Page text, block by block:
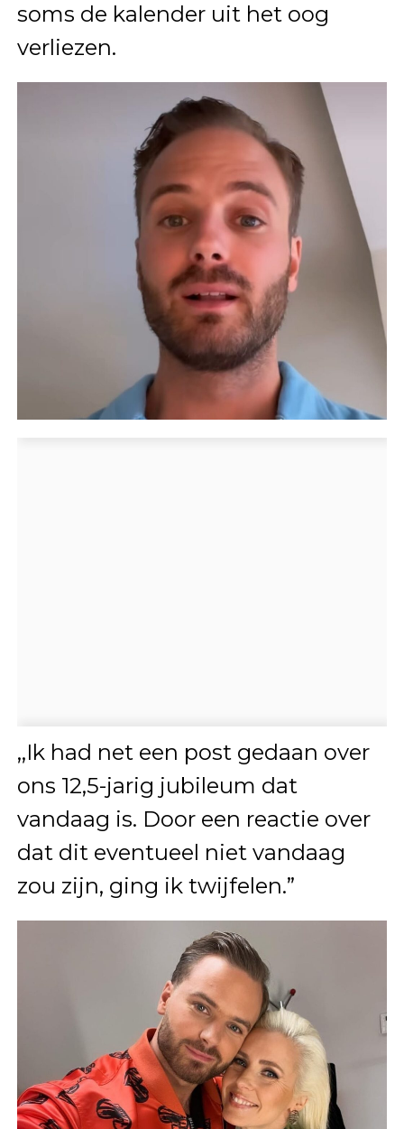
soms de kalender uit het oog
verliezen.
,,Ik had net een post gedaan over
ons 12,5-jarig jubileum dat
vandaag is. Door een reactie over
dat dit eventueel niet vandaag
zou zijn, ging ik twijfelen.”